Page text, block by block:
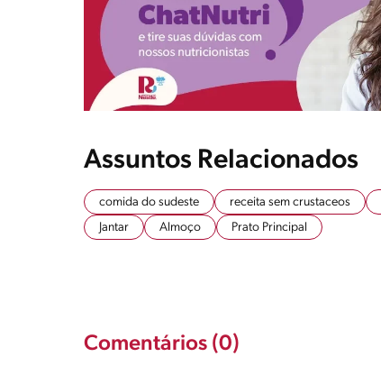
Assuntos Relacionados
comida do sudeste receita sem crustaceos
Jantar
Almoço Prato Principal
Comentários (0)